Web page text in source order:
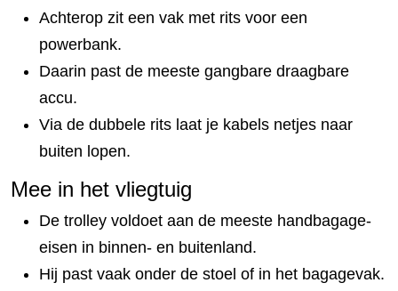
Achterop zit een vak met rits voor een
powerbank.
Daarin past de meeste gangbare draagbare
accu.
Via de dubbele rits laat je kabels netjes naar
buiten lopen.
Mee in het vliegtuig
De trolley voldoet aan de meeste handbagage-
eisen in binnen- en buitenland.
Hij past vaak onder de stoel of in het bagagevak.